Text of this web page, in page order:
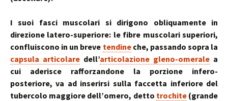
I suoi fasci muscolari si dirigono obliquamente in
direzione latero-superiore: le fibre muscolari superiori,
confluiscono in un breve tendineche, passando sopra la
capsula articolare dell’articolazione gleno-omerale a
cui aderisce rafforzandone la porzione infero-
posteriore, va ad inserirsi sulla faccetta inferiore del
tubercolo maggiore dell’omero, detto trochite(grande